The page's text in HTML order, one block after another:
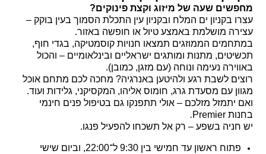
מחפשים שעה של מיזוג וקצת פינוקים?
עצרו בקניון ים המלח ובקניון עין התכלת הסמוך בעין בוקק –
עצירה מושלמת באמצע טיול או חופשה באזור.
במתחמים הממוזגים תמצאו חנויות קוסמטיקה, בגדי חוף,
תכשיטים, מתנות ומותגים ישראליים ובינלאומיים – והכול
באווירה נעימה ונוחה (עם מזגן, כמובן).
רוצים לשבת רגע ולהיטען באנרגיה? מחכה לכם מתחם אוכל
מגוון עם מסעדת גרג, חומוס אליהו, המקסיקני, גלידות ועוד.
ואם יתמזל מזלכם – אולי תתפנקו גם בטיפול פנים חינמי
בחנות Premier
.
יש חניה בשפע – רק אל תשכחו להפעיל פנגו.
פתוח ראשון עד חמישי בין 9:30 ל־22:00, וביום שישי